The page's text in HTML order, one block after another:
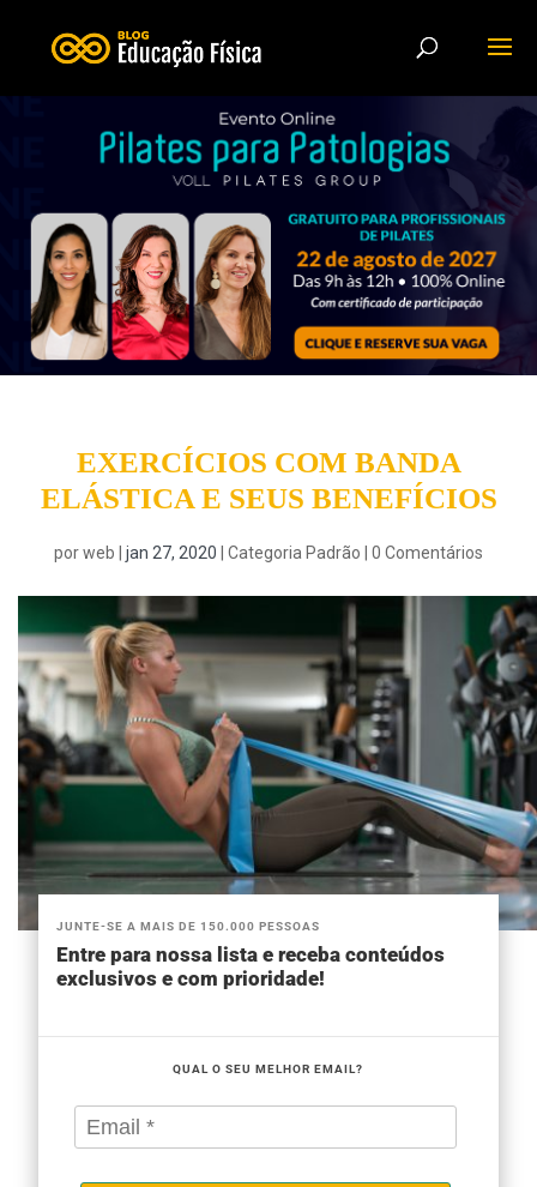
EXERCÍCIOS COM BANDA
ELÁSTICA E SEUS BENEFÍCIOS
porweb jan 27, 2020 Categoria Padrão 0 Comentários
JUNTE-SE A MAIS DE 150.000 PESSOAS
Entre para nossa lista e receba conteúdos
exclusivos e com prioridade!
QUAL O SEU MELHOR EMAIL?